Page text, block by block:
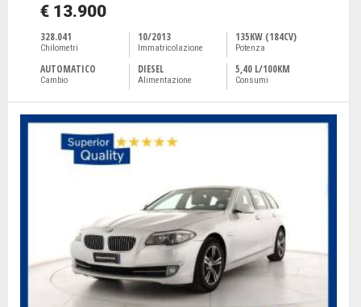
€ 13.900
328.041
Chilometri
10/2013
Immatricolazione
135KW (184CV)
Potenza
AUTOMATICO
Cambio
DIESEL
Alimentazione
5,40 L/100KM
Consumi